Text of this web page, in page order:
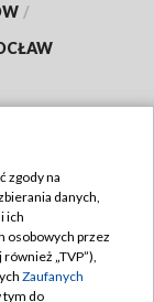
/
zgody na
danych,
ich
osobowych przez
„TVP”),
Zaufanych
tym do